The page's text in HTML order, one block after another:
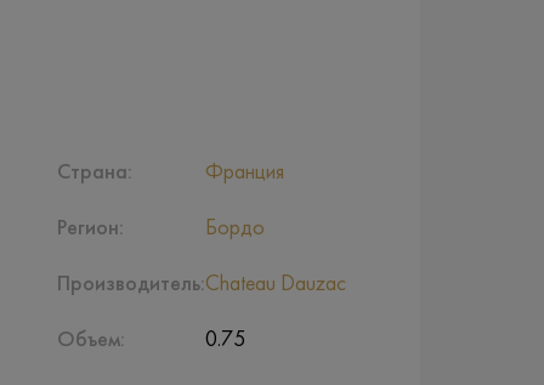
Страна:
Регион:
Производитель:
Объем:
Франция
Бордо
Chateau Dauzac
0.75